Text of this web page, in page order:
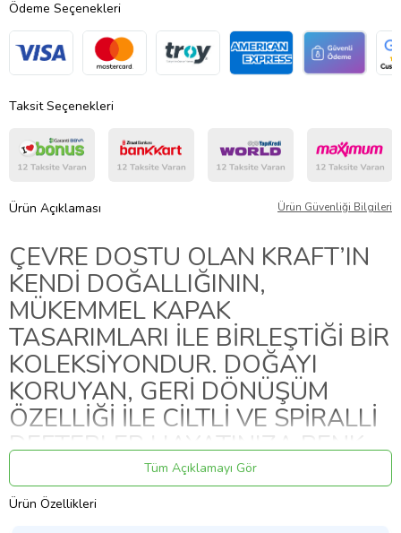
Ödeme Seçenekleri
Taksit Seçenekleri
Ürün Açıklaması Ürün Güvenliği Bilgileri
ÇEVRE DOSTU OLAN KRAFT’IN
KENDİ DOĞALLIĞININ,
MÜKEMMEL KAPAK
TASARIMLARI İLE BİRLEŞTİĞİ BİR
KOLEKSİYONDUR. DOĞAYI
KORUYAN, GERİ DÖNÜŞÜM
ÖZELLİĞİ İLE CİLTLİ VE SPİRALLİ
DEFTERLER HAYATINIZA RENK
KATACAK. GÜNLÜK HAYATINDA,
OKULDA VEYA OFİSTE
Tüm Açıklamayı Gör
Ürün Özellikleri